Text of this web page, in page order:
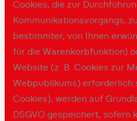
Cookies, die zur
Kommunikationsvorgangs,
bestimmter, von Ihnen
für die Warenkorbfunktion)
Website (z. B. Cookies zur
Webpublikums) erforderlich
Cookies), werden auf
DSGVO gespeichert, sofern